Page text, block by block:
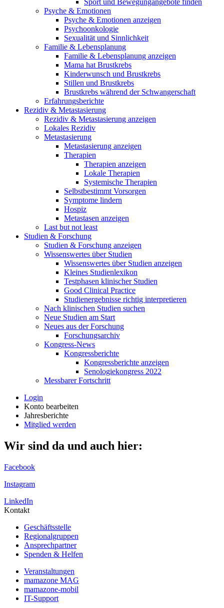
Sport und Bewegungangebote finden
Psyche & Emotionen
Psyche & Emotionen anzeigen
Psychoonkologie
Sexualität und Sinnlichkeit
Familie & Lebensplanung
Familie & Lebensplanung anzeigen
Mama hat Brustkrebs
Kinderwunsch und Brustkrebs
Stillen und Brustkrebs
Brustkrebs während der Schwangerschaft
Erfahrungsberichte
Rezidiv & Metastasierung
Rezidiv & Metastasierung anzeigen
Lokales Rezidiv
Metastasierung
Metastasierung anzeigen
Therapien
Therapien anzeigen
Lokale Therapien
Systemische Therapien
Selbstbestimmt Vorsorgen
Symptome lindern
Hospiz
Metastasen anzeigen
Last but not least
Studien & Forschung
Studien & Forschung anzeigen
Wissenswertes über Studien
Wissenswertes über Studien anzeigen
Kleines Studienlexikon
Testphasen klinischer Studien
Good Clinical Practice
Studienergebnisse richtig interpretieren
Nach klinischen Studien suchen
Neue Studien am Start
Neues aus der Forschung
Forschungsarchiv
Kongress-News
Kongressberichte
Kongressberichte anzeigen
Senologiekongress 2022
Messbarer Fortschritt
Login
Konto bearbeiten
Jahresberichte
Mitglied werden
Wir sind da und auch hier:
Facebook
Instagram
LinkedIn
Kontakt
Geschäftsstelle
Regionalgruppen
Ansprechpartner
Spenden & Helfen
Veranstaltungen
mamazone MAG
mamazone-mobil
IT-Support